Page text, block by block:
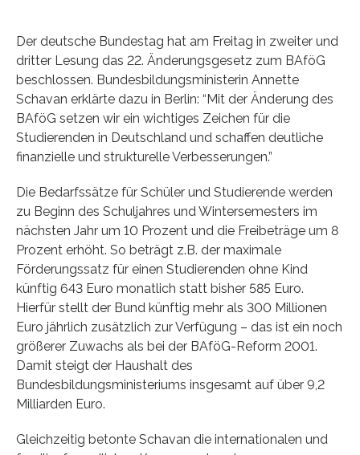
Der deutsche Bundestag hat am Freitag in zweiter und
dritter Lesung das 22. Änderungsgesetz zum BAföG
beschlossen. Bundesbildungsministerin Annette
Schavan erklärte dazu in Berlin: “Mit der Änderung des
BAföG setzen wir ein wichtiges Zeichen für die
Studierenden in Deutschland und schaffen deutliche
finanzielle und strukturelle Verbesserungen.”
Die Bedarfssätze für Schüler und Studierende werden
zu Beginn des Schuljahres und Wintersemesters im
nächsten Jahr um 10 Prozent und die Freibeträge um 8
Prozent erhöht. So beträgt z.B. der maximale
Förderungssatz für einen Studierenden ohne Kind
künftig 643 Euro monatlich statt bisher 585 Euro.
Hierfür stellt der Bund künftig mehr als 300 Millionen
Euro jährlich zusätzlich zur Verfügung – das ist ein noch
größerer Zuwachs als bei der BAföG-Reform 2001.
Damit steigt der Haushalt des
Bundesbildungsministeriums insgesamt auf über 9,2
Milliarden Euro.
Gleichzeitig betonte Schavan die internationalen und